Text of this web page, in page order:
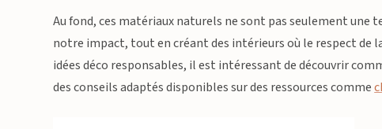
Au fond, ces matériaux naturels ne sont pas seulement une
notre impact, tout en créant des intérieurs où le respect de
idées déco responsables, il est intéressant de découvrir
des conseils adaptés disponibles sur des ressources comme